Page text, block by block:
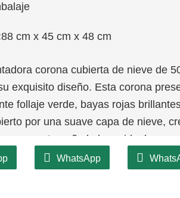
88 cm x 45 cm x 48 cm
corona cubierta de nieve de
exquisito diseño. Esta corona
follaje verde, bayas rojas
por una suave capa de nieve,
tamaño lo hace ideal para
o usarlo como pieza central, lo
calidad, esta corona está diseñada
WhatsApp